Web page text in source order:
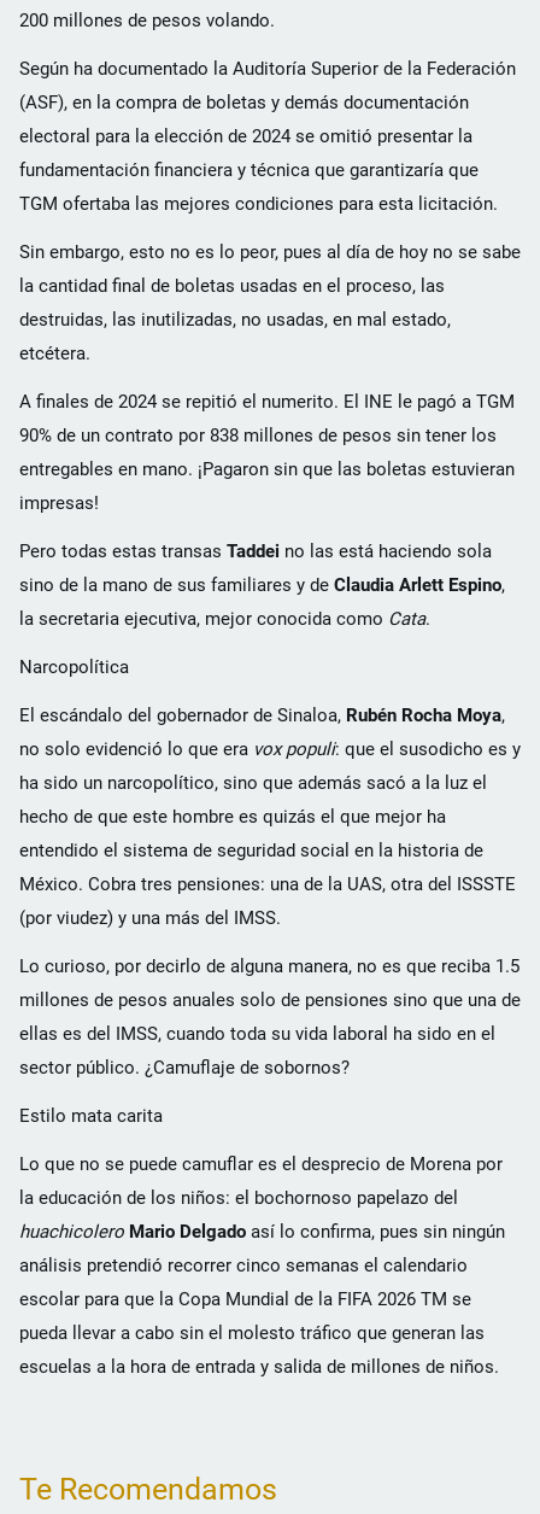
200 millones de pesos volando.
Según ha documentado la Auditoría Superior de la Federación
(ASF), en la compra de boletas y demás documentación
electoral para la elección de 2024 se omitió presentar la
fundamentación financiera y técnica que garantizaría que
TGM ofertaba las mejores condiciones para esta licitación.
Sin embargo, esto no es lo peor, pues al día de hoy no se sabe
la cantidad final de boletas usadas en el proceso, las
destruidas, las inutilizadas, no usadas, en mal estado,
etcétera.
A finales de 2024 se repitió el numerito. El INE le pagó a TGM
90% de un contrato por 838 millones de pesos sin tener los
entregables en mano. ¡Pagaron sin que las boletas estuvieran
impresas!
Pero todas estas transas Taddei no las está haciendo sola
sino de la mano de sus familiares y de Claudia Arlett Espino,
la secretaria ejecutiva, mejor conocida como Cata.
Narcopolítica
El escándalo del gobernador de Sinaloa, Rubén Rocha Moya,
no solo evidenció lo que era vox populi: que el susodicho es y
ha sido un narcopolítico, sino que además sacó a la luz el
hecho de que este hombre es quizás el que mejor ha
entendido el sistema de seguridad social en la historia de
México. Cobra tres pensiones: una de la UAS, otra del ISSSTE
(por viudez) y una más del IMSS.
Lo curioso, por decirlo de alguna manera, no es que reciba 1.5
millones de pesos anuales solo de pensiones sino que una de
ellas es del IMSS, cuando toda su vida laboral ha sido en el
sector público. ¿Camuflaje de sobornos?
Estilo mata carita
Lo que no se puede camuflar es el desprecio de Morena por
la educación de los niños: el bochornoso papelazo del
huachicolero Mario Delgado así lo confirma, pues sin ningún
análisis pretendió recorrer cinco semanas el calendario
escolar para que la Copa Mundial de la FIFA 2026 TM se
pueda llevar a cabo sin el molesto tráfico que generan las
escuelas a la hora de entrada y salida de millones de niños.
Te Recomendamos